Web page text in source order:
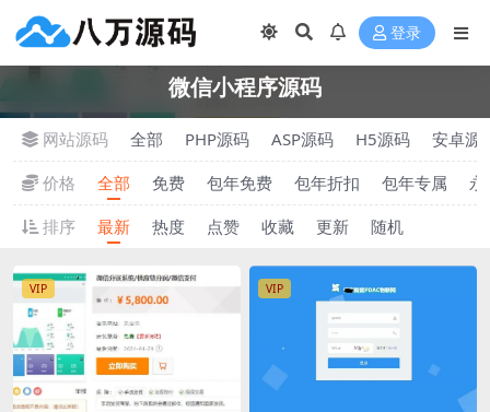
登录
微信小程序源码
网站源码 全部 PHP源码 ASP源码 H5源码
安卓源
价格
全部 免费 包年免费 包年折扣 包年专属
排序
最新 热度 点赞 收藏 更新 随机
VIP VIP